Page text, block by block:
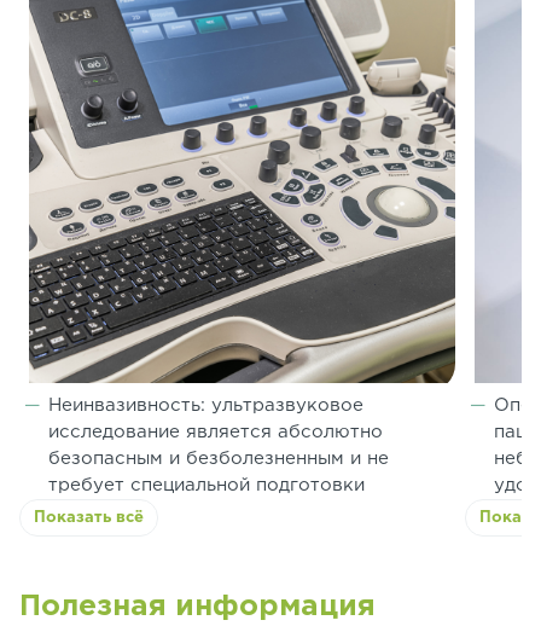
Неинвазивность: ультразвуковое
исследование является абсолютно
безопасным и безболезненным и не
требует специальной подготовки
Показать всё
Полезная информация